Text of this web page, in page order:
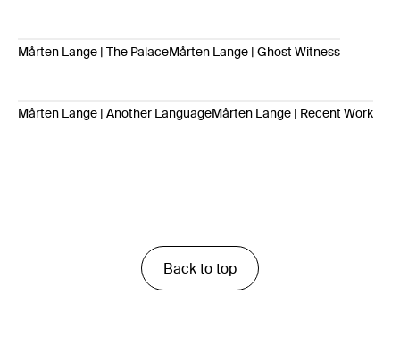
Mårten Lange | The PalaceMårten Lange | Ghost Witness
Mårten Lange | Another LanguageMårten Lange | Recent Work
Back to top